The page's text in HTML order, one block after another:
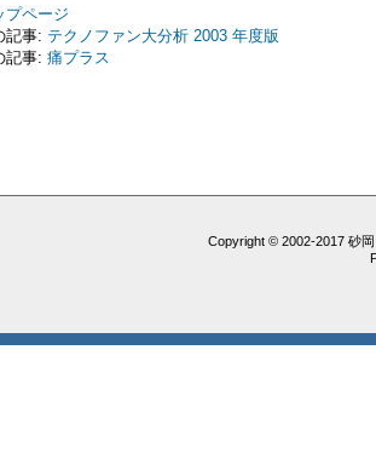
プページ
記事: テクノファン大分析 2003 年度版
記事: 痛プラス
Copyright © 2002-2017 砂